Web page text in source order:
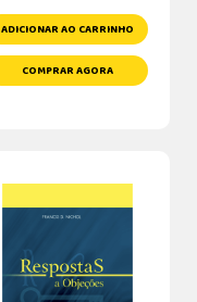
ADICIONAR AO CARRINHO
COMPRAR AGORA